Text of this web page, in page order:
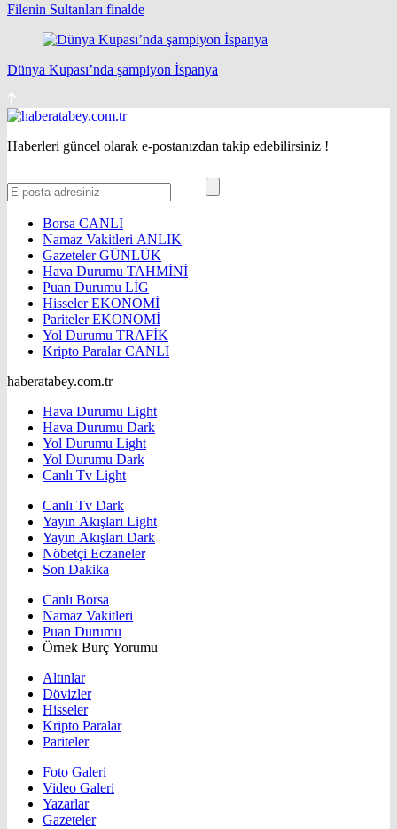
Filenin Sultanları finalde
Dünya Kupası’nda şampiyon İspanya
Haberleri güncel olarak e-postanızdan takip edebilirsiniz !
Borsa CANLI
Namaz Vakitleri ANLIK
GazetelerGÜNLÜK
Hava Durumu TAHMİNİ
Puan Durumu LİG
HisselerEKONOMİ
ParitelerEKONOMİ
Yol Durumu TRAFİK
Kripto ParalarCANLI
haberatabey.com.tr
Hava Durumu Light
Hava Durumu Dark
Yol Durumu Light
Yol Durumu Dark
Canlı Tv Light
Canlı Tv Dark
Yayın Akışları Light
Yayın Akışları Dark
Nöbetçi Eczaneler
Son Dakika
Canlı Borsa
Namaz Vakitleri
Puan Durumu
Örnek Burç Yorumu
Altınlar
Dövizler
Hisseler
Kripto Paralar
Pariteler
Foto Galeri
Video Galeri
Yazarlar
Gazeteler